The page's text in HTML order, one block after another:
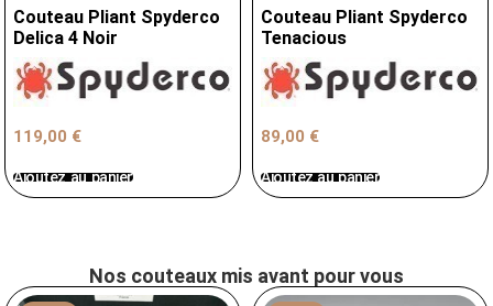
Couteau Pliant Spyderco
Delica 4 Noir
119,00 €
Ajoutez au panier
Couteau Pliant Spyderco
Tenacious
89,00 €
Ajoutez au panier
Nos couteaux mis avant pour vous